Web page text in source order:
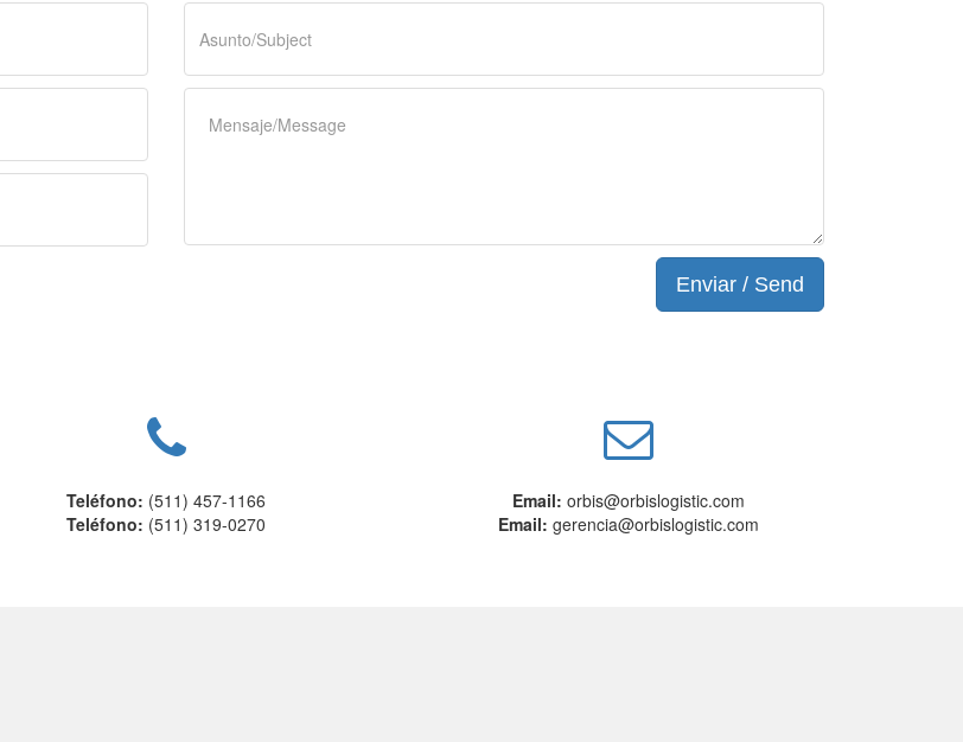
Enviar / Send
Teléfono: (511) 457-1166
Teléfono: (511) 319-0270
Email: orbis@orbislogistic.com
Email: gerencia@orbislogistic.com